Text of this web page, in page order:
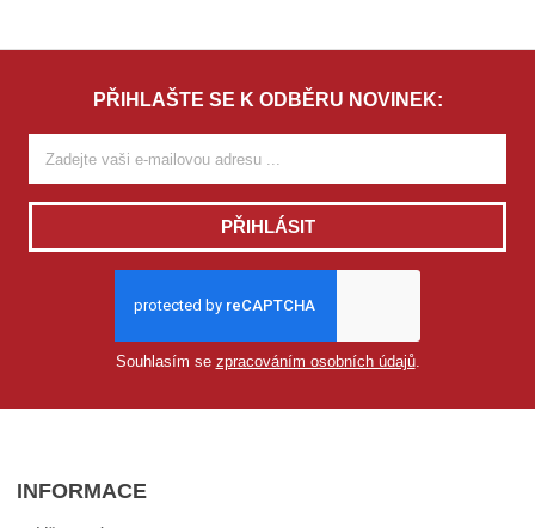
PŘIHLAŠTE SE K ODBĚRU NOVINEK:
PŘIHLÁSIT
Souhlasím se zpracováním osobních údajů.
INFORMACE